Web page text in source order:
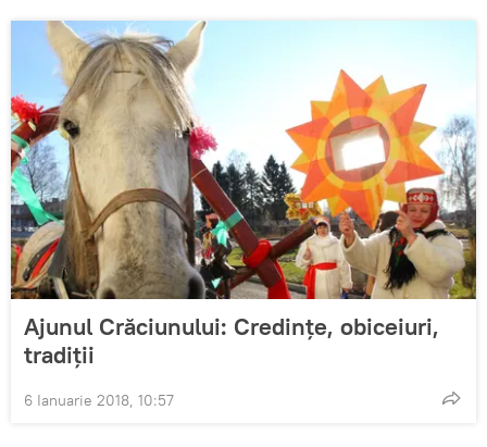
Ajunul Crăciunului: Credinţe, obiceiuri,
tradiţii
6 Ianuarie 2018, 10:57